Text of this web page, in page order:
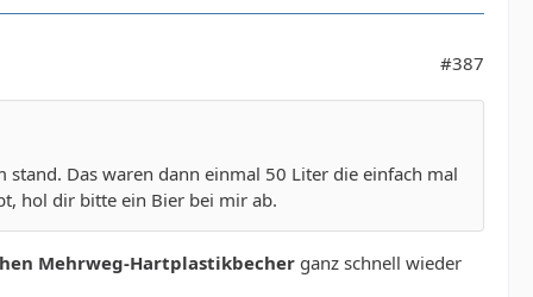
#387
Das waren dann einmal 50 Liter die einfach mal
hol dir bitte ein Bier bei mir ab.
Mehrweg-Hartplastikbecher ganz schnell wieder